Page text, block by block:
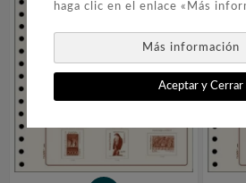
haga clic en el enlace «Más
Más información
Aceptar y Cerrar